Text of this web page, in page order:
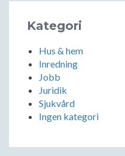
Kategori
Hus & hem
Inredning
Jobb
Juridik
Sjukvård
Ingen kategori